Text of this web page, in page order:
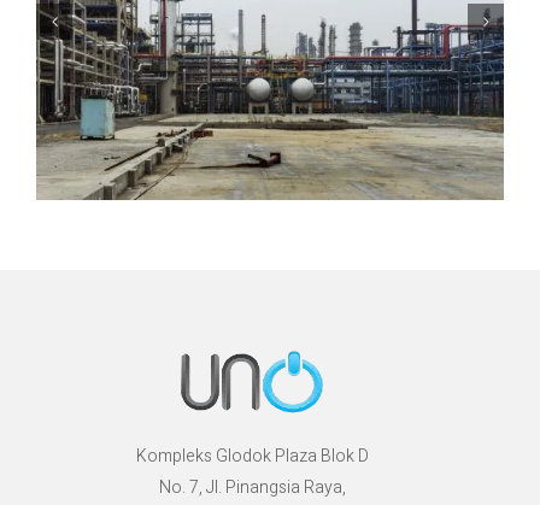
Kompleks Glodok Plaza Blok D
No. 7, Jl. Pinangsia Raya,